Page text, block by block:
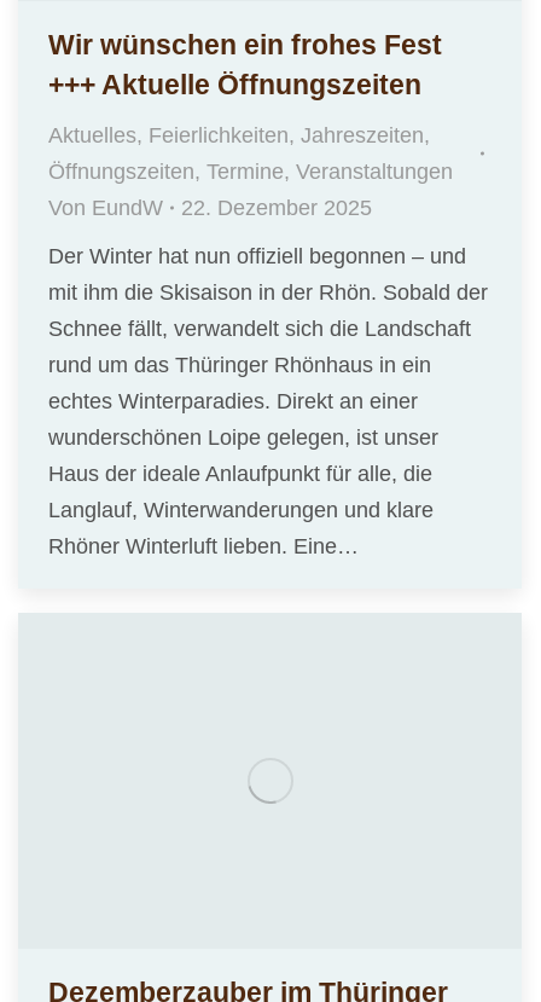
Wir wünschen ein frohes Fest
+++ Aktuelle Öffnungszeiten
Aktuelles, Feierlichkeiten, Jahreszeiten,
Öffnungszeiten, Termine, Veranstaltungen
Von EundW
22. Dezember 2025
Der Winter hat nun offiziell begonnen – und
mit ihm die Skisaison in der Rhön. Sobald der
Schnee fällt, verwandelt sich die Landschaft
rund um das Thüringer Rhönhaus in ein
echtes Winterparadies. Direkt an einer
wunderschönen Loipe gelegen, ist unser
Haus der ideale Anlaufpunkt für alle, die
Langlauf, Winterwanderungen und klare
Rhöner Winterluft lieben. Eine…
Dezemberzauber im Thüringer